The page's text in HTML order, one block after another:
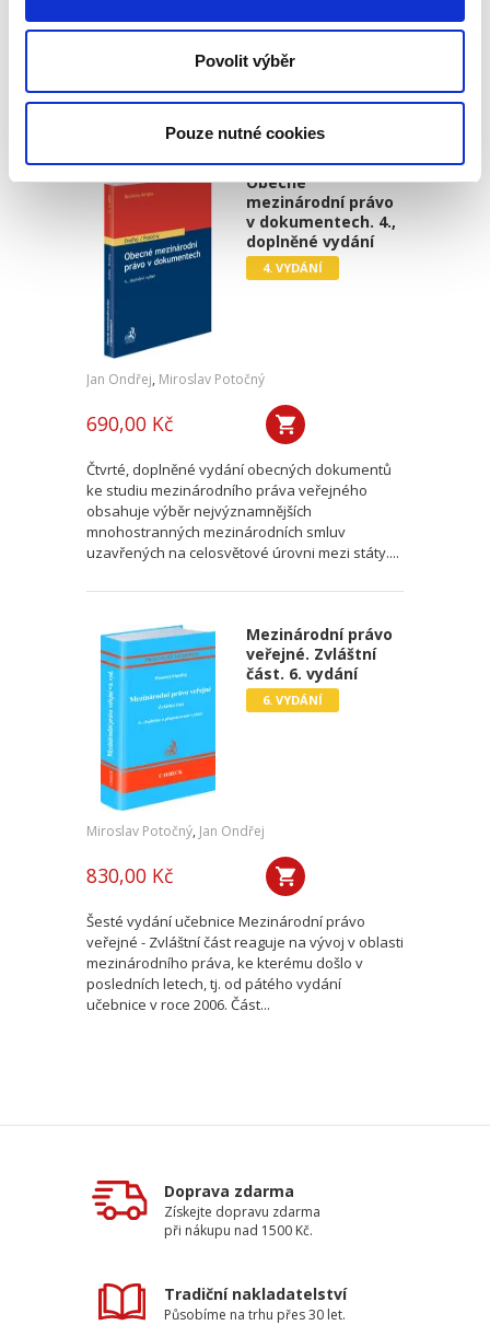
Povolit výběr
Pouze nutné cookies
Předkládaná publikace dvou vysokoškolských
pedagogů přinášející přehledné podání a
vysvětlení základních otázek soukromého
neprávnických fakult. Skripta jsou...
Obecné
mezinárodní právo
v dokumentech. 4.,
doplněné vydání
4. VYDÁNÍ
Jan Ondřej, Miroslav Potočný
690,00 Kč
Čtvrté, doplněné vydání obecných dokumentů
ke studiu mezinárodního práva veřejného
obsahuje výběr nejvýznamnějších
mnohostranných mezinárodních smluv
uzavřených na celosvětové úrovni mezi státy....
Mezinárodní právo
veřejné. Zvláštní
část. 6. vydání
6. VYDÁNÍ
Miroslav Potočný, Jan Ondřej
830,00 Kč
Šesté vydání učebnice Mezinárodní právo
veřejné - Zvláštní část reaguje na vývoj v oblasti
mezinárodního práva, ke kterému došlo v
posledních letech, tj. od pátého vydání
učebnice v roce 2006. Část...
Doprava zdarma
Získejte dopravu zdarma
při nákupu nad 1500 Kč.
Tradiční nakladatelství
Působíme na trhu přes 30 let.